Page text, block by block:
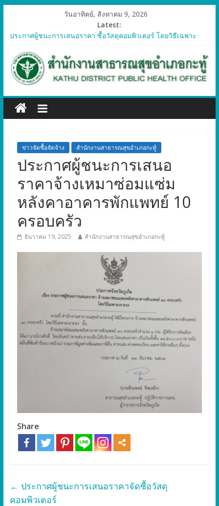
วันอาทิตย์, สิงหาคม 9, 2026
Latest:
ประกาศผู้ชนะการเสนอราคา ซื้อวัสดุคอมพิวเตอร์ โดยวิธีเฉพาะ
ประกาศผู้ชนะการเสนอราคา จัดซื้อวัสดุทางการแพทย์สำหรับ
โครงการป้องกันควบคุมโรคติดต่อและภัยสุขภาพในแรงงานต่างด้าว
อำเภอกะทู้ ปี 2569
เจาะจง
ประกาศผู้ชนะการเสนอรา ซื้อวัสดุงานบ้านงานครัว โดยวิธีเฉพาะ
เจาะจง
เจาะจงข่าวจัดซื้อจัดจ้าง สำนักงานสาธารณสุขอำเภอกะทู้
ประกาศผู้ชนะการเสนอ
ราคาจ้างเหมาซ่อมแซ่ม
หลังคาอาคารพักแพทย์ 10
ครอบครัว
ธันวาคม 19, 2025 สำนักงานสาธารณสุขอำเภอกะทู้
Share
← ประกาศผู้ชนะการเสนอราคาจัดซื้อวัสดุ
คอมพิวเตอร์